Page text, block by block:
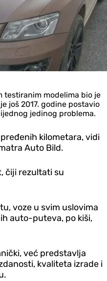
testiranim modelima bio je
još 2017. godine postavio
jedinog problema.
kilometara, vidi
Auto Bild.
čiji rezultati su
voze u svim uslovima
auto-puteva, po kiši,
već predstavlja
kvaliteta izrade i